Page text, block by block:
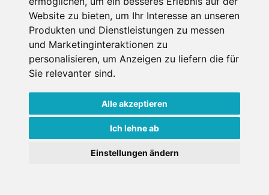
Website zu bieten, um Ihr Interesse an unseren
Produkten und Dienstleistungen zu messen
und Marketinginteraktionen zu
personalisieren, um Anzeigen zu liefern die für
Sie relevanter sind.
Alle akzeptieren
Ich lehne ab
Einstellungen ändern
Copyright © Schneemenschen GmbH 2026